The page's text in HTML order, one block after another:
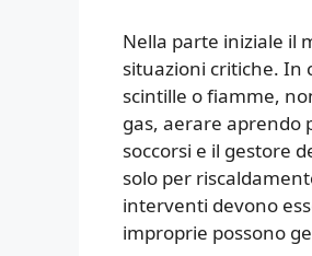
Nella parte iniziale il
situazioni critiche. In
scintille o fiamme,
gas, aerare aprendo
soccorsi e il gestore
solo per
interventi devono
improprie possono